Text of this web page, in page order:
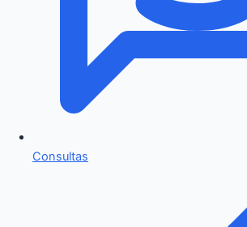
Consultas